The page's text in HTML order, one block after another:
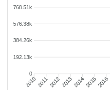
768.51k
576.38k
384.26k
192.13k
0
2010201120122013201420152016